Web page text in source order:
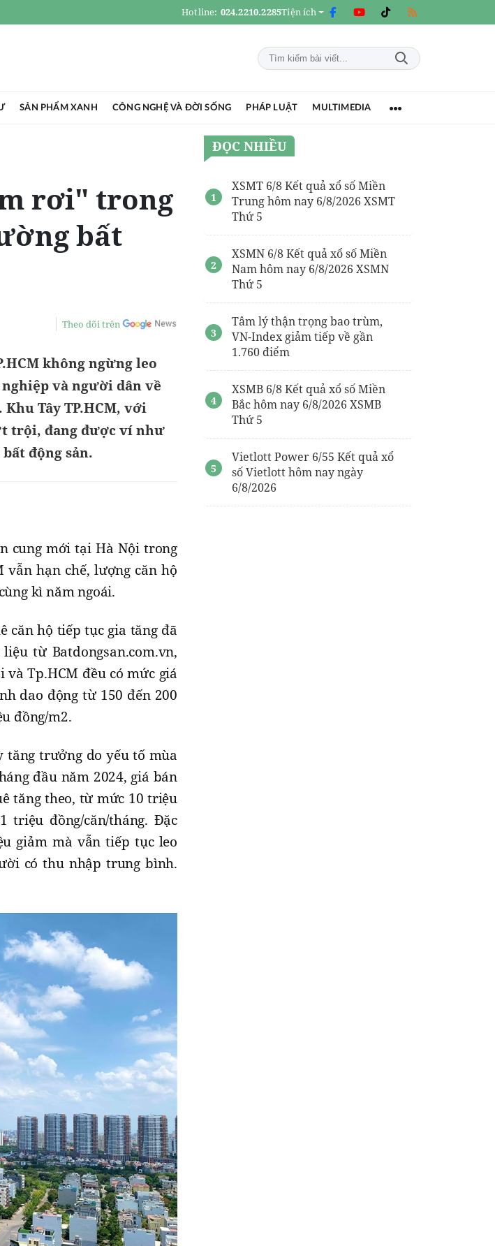
Hotline: 024.2210.2285Tiện ích
SẢN PHẨM XANH CÔNG NGHỆ VÀ ĐỜI SỐNG PHÁP LUẬT MULTIMEDIA
rơi" trong
bất
Theo dõi trên
không ngừng leo
và người dân về
Tây TP.HCM, với
trội, đang được ví như
động sản.
cung mới tại Hà Nội trong
vẫn hạn chế, lượng căn hộ
kì năm ngoái.
căn hộ tiếp tục gia tăng đã
từ Batdongsan.com.vn,
Tp.HCM đều có mức giá
dao động từ 150 đến 200
đồng/m2.
tăng trưởng do yếu tố mùa
đầu năm 2024, giá bán
tăng theo, từ mức 10 triệu
triệu đồng/căn/tháng. Đặc
giảm mà vẫn tiếp tục leo
có thu nhập trung bình.
ĐỌC NHIỀU
XSMT 6/8 Kết quả xổ số Miền
Trung hôm nay 6/8/2026 XSMT
Thứ 5
XSMN 6/8 Kết quả xổ số Miền
Nam hôm nay 6/8/2026 XSMN
Thứ 5
Tâm lý thận trọng bao trùm,
VN-Index giảm tiếp về gần
1.760 điểm
XSMB 6/8 Kết quả xổ số Miền
Bắc hôm nay 6/8/2026 XSMB
Thứ 5
Vietlott Power 6/55 Kết quả xổ
số Vietlott hôm nay ngày
6/8/2026